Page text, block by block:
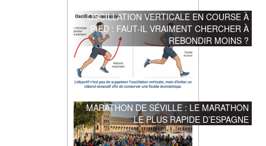
OSCILLATION VERTICALE EN COURSE À
PIED : FAUT-IL VRAIMENT CHERCHER À
REBONDIR MOINS ?
MARATHON DE SÉVILLE : LE MARATHON
LE PLUS RAPIDE D’ESPAGNE